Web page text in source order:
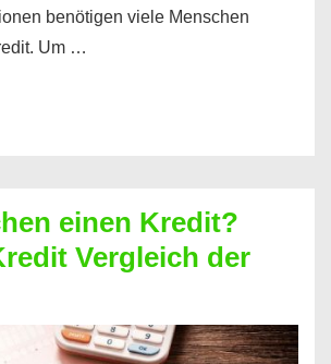
benötigen viele Menschen
Um …
einen Kredit?
Vergleich der